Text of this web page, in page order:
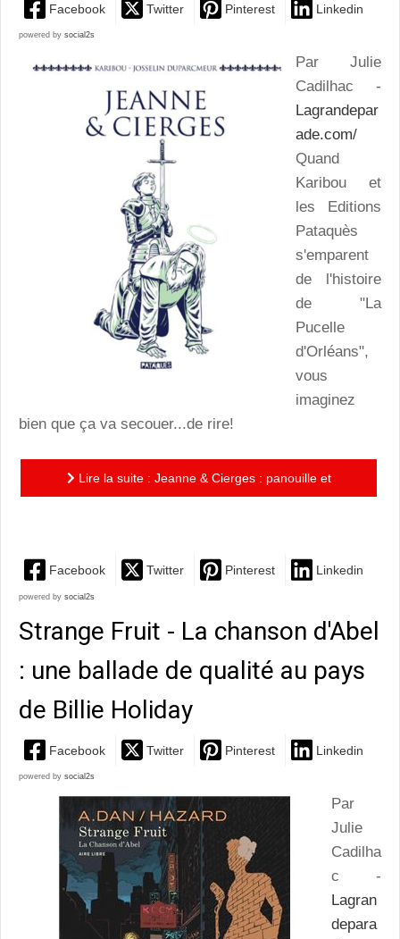
Facebook Twitter Pinterest Linkedin
powered by social2s
Par Julie
Cadilhac -
Lagrandepar
ade.com/
Quand
Karibou et
les Editions
Pataquès
s'emparent
de l'histoire
de "La
Pucelle
d'Orléans",
vous
imaginez
bien que ça va secouer...de rire!
Lire la suite : Jeanne & Cierges : panouille et
Facebook Twitter Pinterest Linkedin
powered by social2s
Strange Fruit - La chanson d'Abel
: une ballade de qualité au pays
de Billie Holiday
Facebook Twitter Pinterest Linkedin
powered by social2s
Par
Julie
Cadilha
c -
Lagran
depara